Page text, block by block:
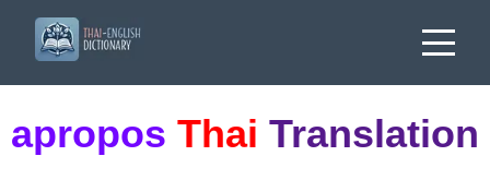
apropos Thai Translation